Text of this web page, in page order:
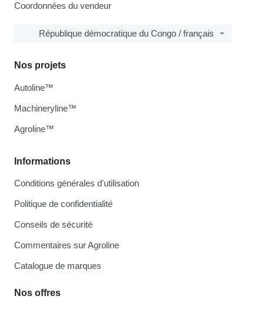
Coordonnées du vendeur
République démocratique du Congo / français
Informations
Conditions générales d'utilisation
Politique de confidentialité
Conseils de sécurité
Commentaires sur Agroline
Catalogue de marques
Nos offres
Nos projets
Autoline™
Machineryline™
Agroline™